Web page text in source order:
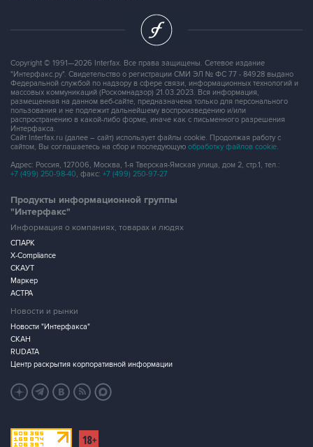
Copyright © 1991—2026 Interfax. Все права защищены. Сетевое издание
"Интерфакс.ру". Свидетельство о регистрации СМИ ЭЛ № ФС 77 - 84928 выдано
Федеральной службой по надзору в сфере связи, информационных технологий и
массовых коммуникаций (Роскомнадзор) 21.03.2023. Вся информация,
размещенная на данном веб-сайте, предназначена только для персонального
пользования и не подлежит дальнейшему воспроизведению и/или
распространению в какой-либо форме, иначе как с письменного разрешения
Интерфакса.
Сайт Interfax.ru (далее – сайт) использует файлы cookie. Продолжая работу с
сайтом, Вы соглашаетесь на сбор и последующую обработку файлов cookie.
Адрес: Россия, 127006, Москва, 1-я Тверская-Ямская улица, дом 2, стр.1, тел.:
+7 (499) 250-98-40, факс: +7 (499) 250-97-27
Продукты информационной группы
"Интерфакс"
Информация о компаниях, товарах и людях
СПАРК
X-Compliance
СКАУТ
Маркер
АСТРА
Новости и рынки
Новости "Интерфакса"
СКАН
RUDATA
Центр раскрытия корпоративной информации